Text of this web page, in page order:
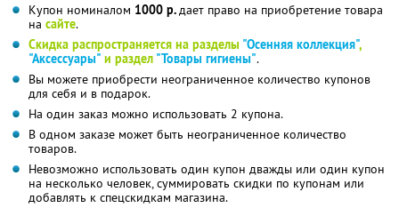
Купон номиналом 1000 р.дает право на приобретение товара
на сайте.
Скидка распространяется на разделы "Осенняя коллекция",
"Аксессуары" и раздел "Товары гигиены".
Вы можете приобрести неограниченное количество купонов
для себя и в подарок.
На один заказ можно использовать 2 купона.
В одном заказе может быть неограниченное количество
товаров.
Невозможно использовать один купон дважды или один купон
на несколько человек, суммировать скидки по купонам или
добавлять к спецскидкам магазина.